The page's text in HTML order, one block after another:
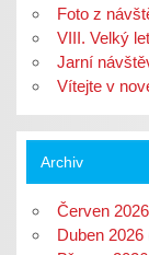
Foto z
VIII. Velký
Jarní
Vítejte v
Archiv
Červen 2026
Duben 2026